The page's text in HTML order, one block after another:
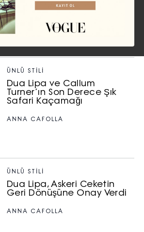
CHRISTIAN ALLAIRE
ÜNLÜ STILI
Dua Lipa ve Callum
Turner’ın Son Derece Şık
Safari Kaçamağı
ANNA CAFOLLA
ÜNLÜ STILI
Dua Lipa, Askeri Ceketin
Geri Dönüşüne Onay Verdi
ANNA CAFOLLA